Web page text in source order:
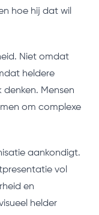
hoe hij dat wil
Niet omdat
heldere
denken. Mensen
om complexe
aankondigt.
vol
en
helder